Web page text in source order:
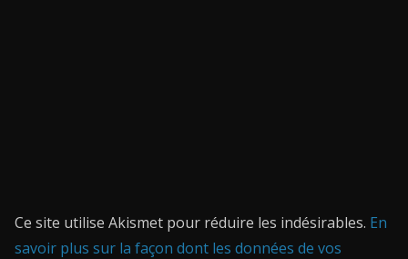
Ce site utilise Akismet pour réduire les indésirables. En
savoir plus sur la façon dont les données de vos